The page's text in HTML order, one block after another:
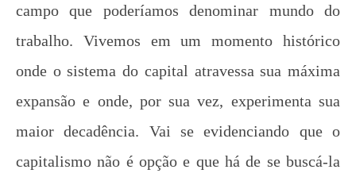
campo que poderíamos denominar mundo do
trabalho. Vivemos em um momento histórico
onde o sistema do capital atravessa sua máxima
expansão e onde, por sua vez, experimenta sua
maior decadência. Vai se evidenciando que o
capitalismo não é opção e que há de se buscá-la